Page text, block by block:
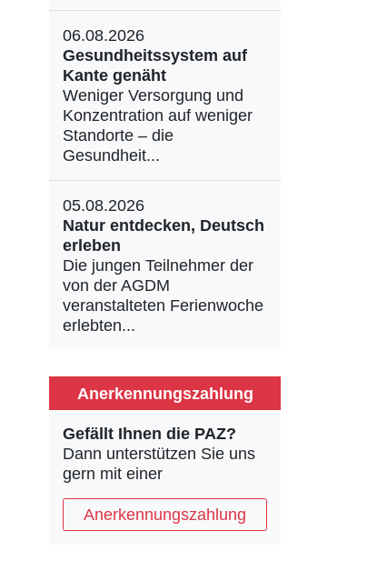
06.08.2026
Gesundheitssystem auf
Kante genäht
Weniger Versorgung und
Konzentration auf weniger
Standorte – die
Gesundheit...
05.08.2026
Natur entdecken, Deutsch
erleben
Die jungen Teilnehmer der
von der AGDM
veranstalteten Ferienwoche
erlebten...
Anerkennungszahlung
Gefällt Ihnen die PAZ?
Dann unterstützen Sie uns
gern mit einer
Anerkennungszahlung